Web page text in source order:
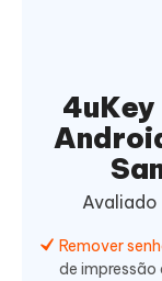
Remover
de impressão